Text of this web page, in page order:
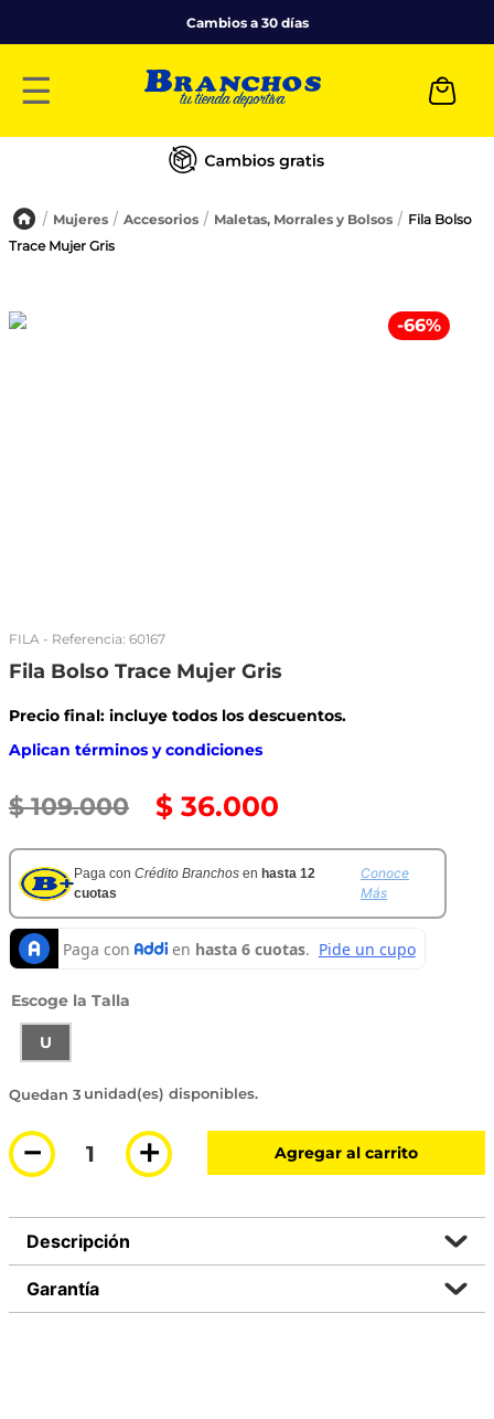
Cambios a 30 días
☰
Mujeres Accesorios Maletas, Morrales y Bolsos
Fila Bolso
Trace Mujer Gris
-66%
FILA - Referencia: 60167
Fila Bolso Trace Mujer Gris
Precio final: incluye todos los descuentos.
Aplican términos y condiciones
$ 109.000 $ 36.000
Paga con Crédito Branchos en hasta 12
cuotas
Conoce
Más
Talla
U
3 disponibles
＋
－ Agregar al carrito
Descripción
Garantía